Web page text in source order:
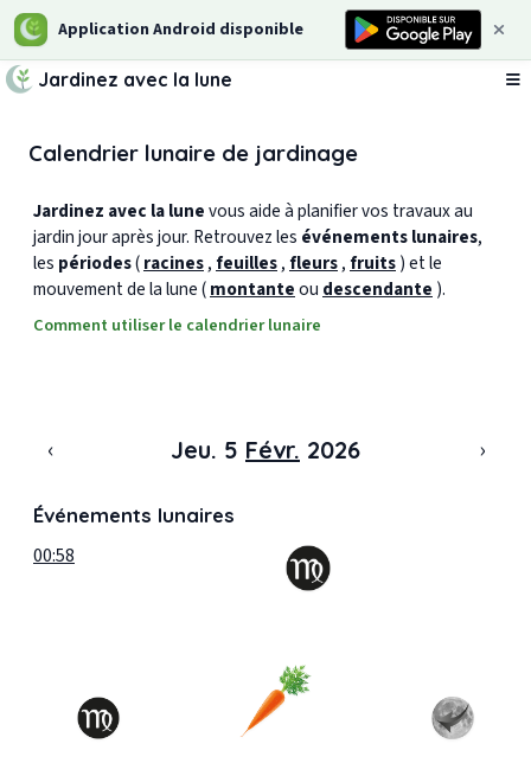
Application Android disponible
Jardinez avec la lune
Calendrier lunaire de jardinage
Jardinez avec la lunevous aide à planifier vos travaux au
jardin jour après jour. Retrouvez les événements lunaires,
les périodes(racines, feuilles, fleurs, fruits) et le
mouvement de la lune (montanteou descendante ).
Comment utiliser le calendrier lunaire
‹ Jeu. 5 Févr. 2026 ›
Événements lunaires
00:58